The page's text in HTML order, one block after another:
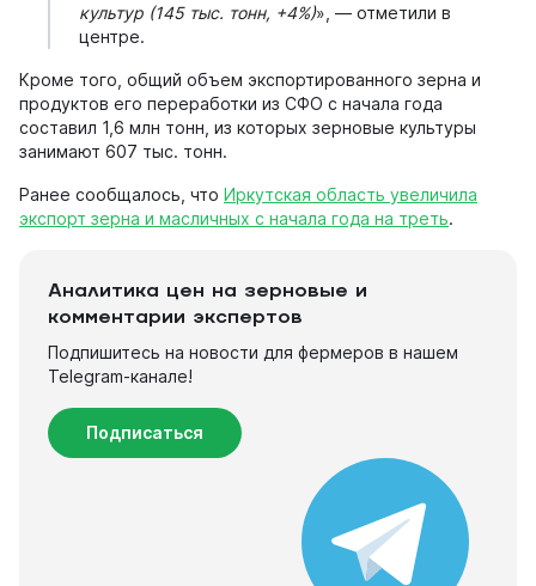
культур (145 тыс. тонн, +4%)», — отметили в
центре.
Кроме того, общий объем экспортированного зерна и
продуктов его переработки из СФО с начала года
составил 1,6 млн тонн, из которых зерновые культуры
занимают 607 тыс. тонн.
Ранее сообщалось, что Иркутская область увеличила
экспорт зерна и масличных с начала года на треть.
Аналитика цен на зерновые и
комментарии экспертов
Подпишитесь на новости для фермеров в нашем
Telegram-канале!
Подписаться